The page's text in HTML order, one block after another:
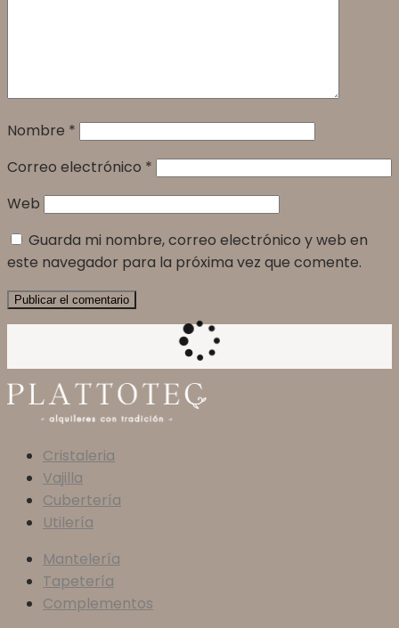
Nombre *
Correo electrónico *
Web
Guarda mi nombre, correo electrónico y web en
este navegador para la próxima vez que comente.
Cristaleria
Vajilla
Cubertería
Utilería
Mantelería
Tapetería
Complementos